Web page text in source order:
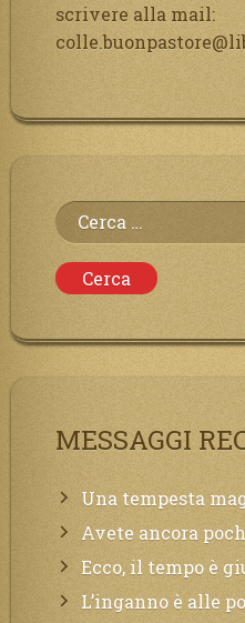
scrivere alla mail:
Ricerca
per:
MESSAGGI
Una tempesta magnetica è in corso, questa generazione
Avete ancora pochi istanti per convertirvi, non perdete tempo, la
Ecco, il tempo è giunto all’unione del Padre
L’inganno è alle porte, il disordine degli ordinati